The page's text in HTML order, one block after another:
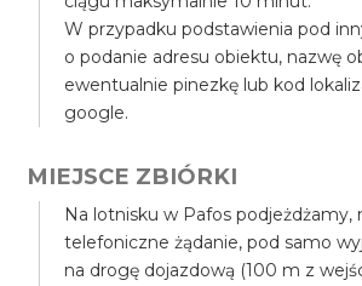
W przypadku podstawienia pod
o podanie adresu obiektu, nazwę
ewentualnie pinezkę lub kod
google.
MIEJSCE ZBIÓRKI
Na lotnisku w Pafos podjeżdżamy,
telefoniczne żądanie, pod samo
na drogę dojazdową (100 m z